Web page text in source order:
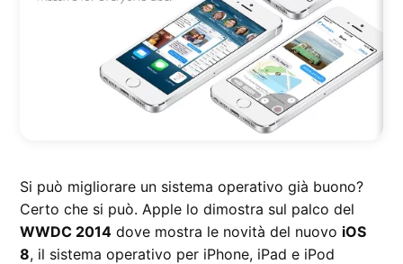
Si può migliorare un sistema operativo già buono?
Certo che si può. Apple lo dimostra sul palco del
WWDC 2014 dove mostra le novità del nuovo iOS
8, il sistema operativo per iPhone, iPad e iPod